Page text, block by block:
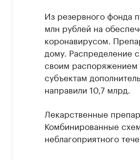
Из резервного фонда
млн рублей на
коронавирусом.
дому. Распределение
своим
субъектам
направили 10,7 млрд.
Лекарственные
Комбинированные
неблагоприятного